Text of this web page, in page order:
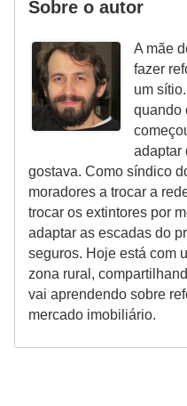
Sobre o autor
A mãe
fazer
um
quando
adaptar
gostava. Como síndico
moradores a trocar a
trocar os extintores por
adaptar as escadas do
seguros. Hoje está com
zona rural,
vai aprendendo sobre
mercado imobiliário.